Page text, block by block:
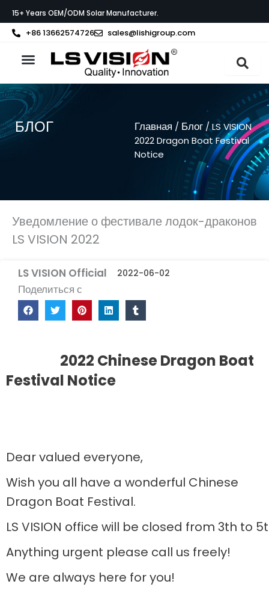
к
содержимому
15+ Years OEM/ODM Solar Manufacturer.
+86 13662574726 sales@lishigroup.com
БЛОГ Главная / Блог / LS VISION
2022 Dragon Boat Festival
Notice
Уведомление о фестивале лодок-драконов
LS VISION 2022
LS VISION Official 2022-06-02
Поделиться с
2022 Chinese Dragon Boat
Festival Notice
Dear valued everyone,
Wish you all have a wonderful Chinese
Dragon Boat Festival.
LS VISION office will be closed from 3th to
Anything urgent please call us freely!
We are always here for you!